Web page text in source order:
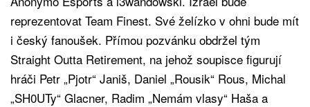
reprezentovat Team Finest. Své želízko v ohni bude mít
i český fanoušek. Přímou pozvánku obdržel tým
Straight Outta Retirement, na jehož soupisce figurují
hráči Petr „Pjotr“ Janiš, Daniel „Rousik“ Rous, Michal
„SH0UTy“ Glacner, Radim „Nemám vlasy“ Haša a